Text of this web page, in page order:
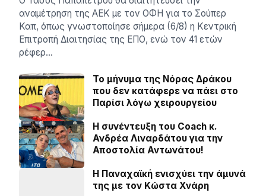
αναμέτρηση της ΑΕΚ με τον ΟΦΗ για το Σούπερ
Καπ, όπως γνωστοποίησε σήμερα (6/8) η Κεντρική
Επιτροπή Διαιτησίας της ΕΠΟ, ενώ τον 41 ετών
ρέφερ…
Το μήνυμα της Νόρας Δράκου
που δεν κατάφερε να πάει στο
Παρίσι λόγω χειρουργείου
H συνέντευξη του Coach κ.
Ανδρέα Λιναρδάτου για την
Αποστολία Αντωνάτου!
Η Παναχαϊκή ενισχύει την άμυνά
της με τον Κώστα Χνάρη